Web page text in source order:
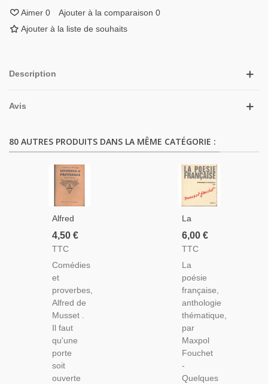
Aimer 0 Ajouter à la comparaison 0
Ajouter à la liste de souhaits
Description
Avis
80 AUTRES PRODUITS DANS LA MÊME CATÉGORIE :
Alfred
De
Musset,
Et
Proverbes,
1909 -
Littérature
XIXe S.
Théâtre
XIXe S.,
Bibliothèque
Larousse
4,50 €
TTC
Comédies
et
proverbes,
Alfred de
Musset .
Il faut
qu'une
porte
soit
ouverte
La
Poésie
Française,
Thématique,
Maxpol
Fouchet,
1963 -
Poètes
Français,
Poésie,
Poèmes,
6,00 €
TTC
La
poésie
française,
anthologie
thématique,
par
Maxpol
Fouchet
-
Quelques